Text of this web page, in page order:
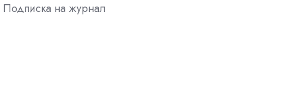
Подписка на журнал